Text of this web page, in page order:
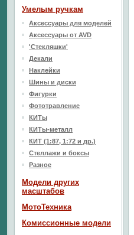
Умелым ручкам
Аксессуары для моделей
Аксессуары от AVD
'Стекляшки'
Декали
Наклейки
Шины и диски
Фигурки
Фототравление
КИТы
КИТы-металл
КИТ (1:87, 1:72 и др.)
Стеллажи и боксы
Разное
Модели других
масштабов
МотоТехника
Комиссионные модели